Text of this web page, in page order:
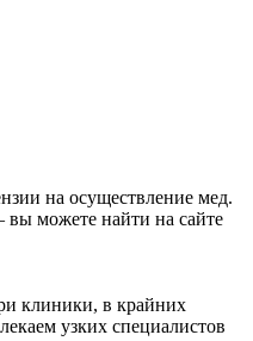
на осуществление мед.
можете найти на сайте
клиники, в крайних
узких специалистов